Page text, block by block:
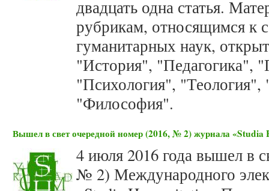
двадцать одна статья.
рубрикам, относящимся к
гуманитарных наук,
"История", "Педагогика",
"Психология",
"Философия".
Вышел в свет очередной номер (2016, № 2) журнала «Studia
4 июля 2016 года вышел в
№ 2) Международного